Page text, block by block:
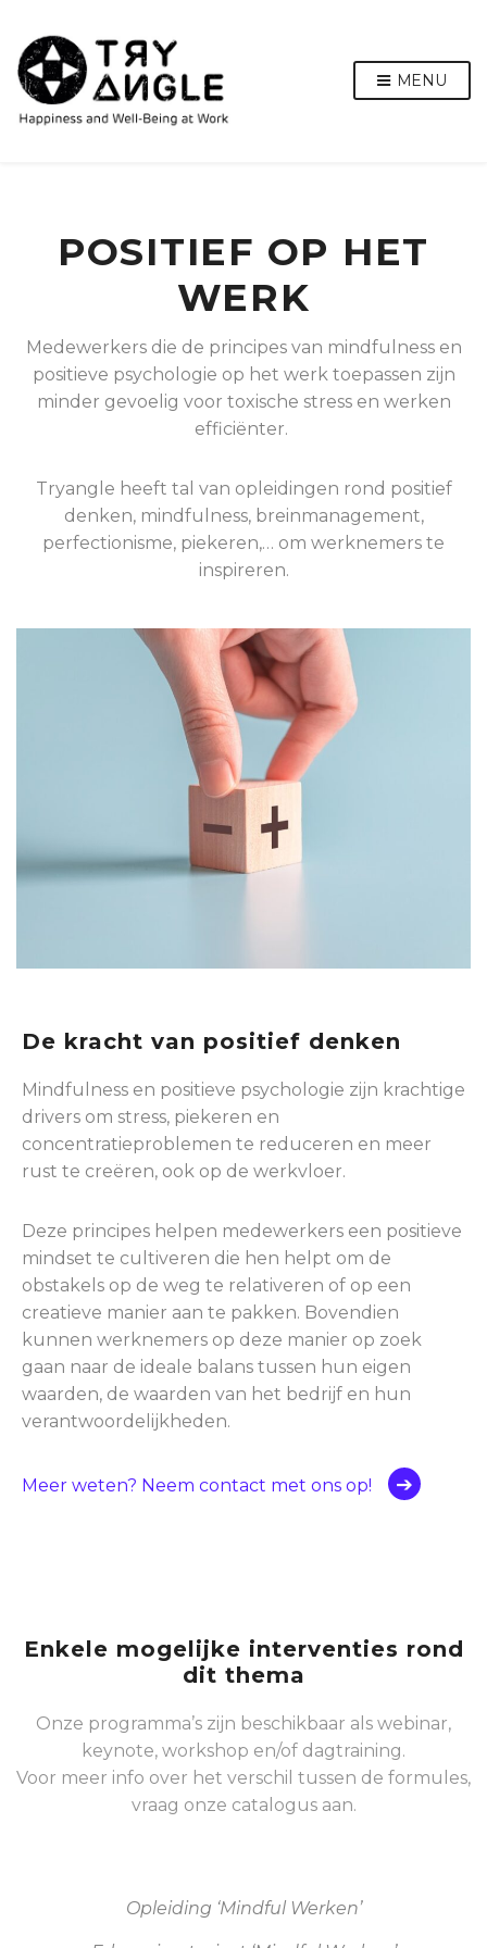
MENU
POSITIEF OP HET
WERK
Medewerkers die de principes van mindfulness en
positieve psychologie op het werk toepassen zijn
minder gevoelig voor toxische stress en werken
efficiënter.
Tryangle heeft tal van opleidingen rond positief
denken, mindfulness, breinmanagement,
perfectionisme, piekeren,… om werknemers te
inspireren.
De kracht van positief denken
Mindfulness en positieve psychologie zijn krachtige
drivers om stress, piekeren en
concentratieproblemen te reduceren en meer
rust te creëren, ook op de werkvloer.
Deze principes helpen medewerkers een positieve
mindset te cultiveren die hen helpt om de
obstakels op de weg te relativeren of op een
creatieve manier aan te pakken. Bovendien
kunnen werknemers op deze manier op zoek
gaan naar de ideale balans tussen hun eigen
waarden, de waarden van het bedrijf en hun
verantwoordelijkheden.
Meer weten? Neem contact met ons op!
Enkele mogelijke interventies rond
dit thema
Onze programma’s zijn beschikbaar als webinar,
keynote, workshop en/of dagtraining.
Voor meer info over het verschil tussen de formules,
vraag onze catalogus aan.
Opleiding ‘Mindful Werken’